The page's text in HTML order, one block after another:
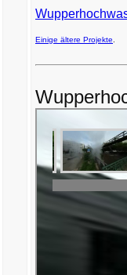
Einige ältere Projekte